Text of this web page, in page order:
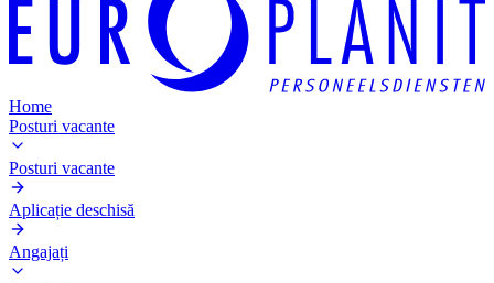
Home
Posturi vacante
Posturi vacante
Aplicație deschisă
Angajați